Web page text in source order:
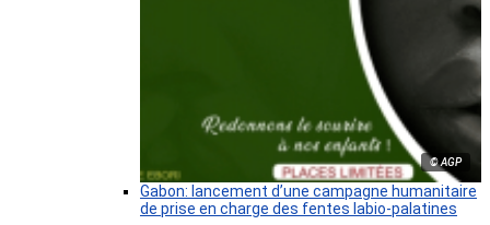
© AGP
Gabon: lancement d’une campagne humanitaire
de prise en charge des fentes labio-palatines